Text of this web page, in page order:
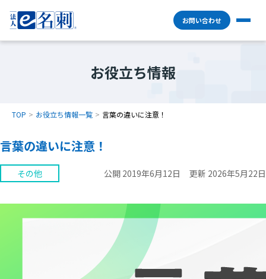
お問い合わせ
お役立ち情報
TOP お役立ち情報一覧 言葉の違いに注意！
言葉の違いに注意！
その他 公開 2019年6月12日 更新 2026年5月22日